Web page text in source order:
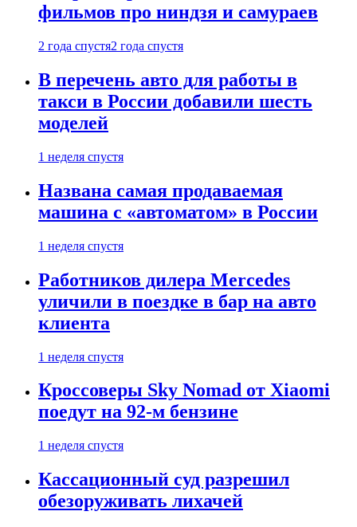
фильмов про ниндзя и самураев
2 года спустя2 года спустя
В перечень авто для работы в
такси в России добавили шесть
моделей
1 неделя спустя
Названа самая продаваемая
машина с «автоматом» в России
1 неделя спустя
Работников дилера Mercedes
уличили в поездке в бар на авто
клиента
1 неделя спустя
Кроссоверы Sky Nomad от Xiaomi
поедут на 92-м бензине
1 неделя спустя
Кассационный суд разрешил
обезоруживать лихачей